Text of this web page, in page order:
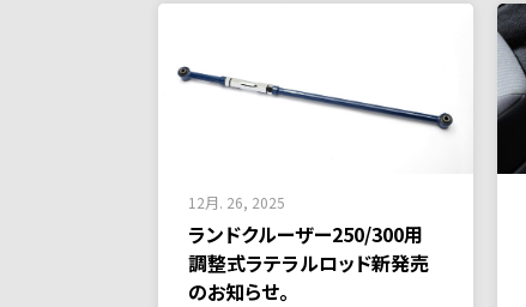
12月. 26, 2025
ランドクルーザー250/300用
調整式ラテラルロッド新発売
のお知らせ。